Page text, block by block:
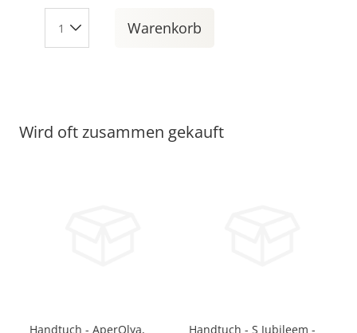
Warenkorb
Wird oft zusammen gekauft
Handtuch - AperOlya,
Handtuch - S Jubileem -